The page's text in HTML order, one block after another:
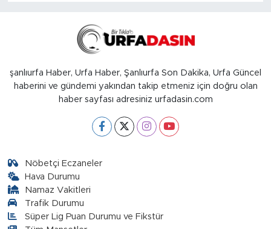
şanlıurfa Haber, Urfa Haber, Şanlıurfa Son Dakika, Urfa Güncel
haberini ve gündemi yakından takip etmeniz için doğru olan
haber sayfası adresiniz urfadasin.com
Nöbetçi Eczaneler
Hava Durumu
Namaz Vakitleri
Trafik Durumu
Süper Lig Puan Durumu ve Fikstür